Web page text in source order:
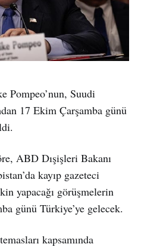
Pompeo’nun, Suudi
17 Ekim Çarşamba günü
ABD Dışişleri Bakanı
kayıp gazeteci
yapacağı görüşmelerin
günü Türkiye’ye gelecek.
kapsamında